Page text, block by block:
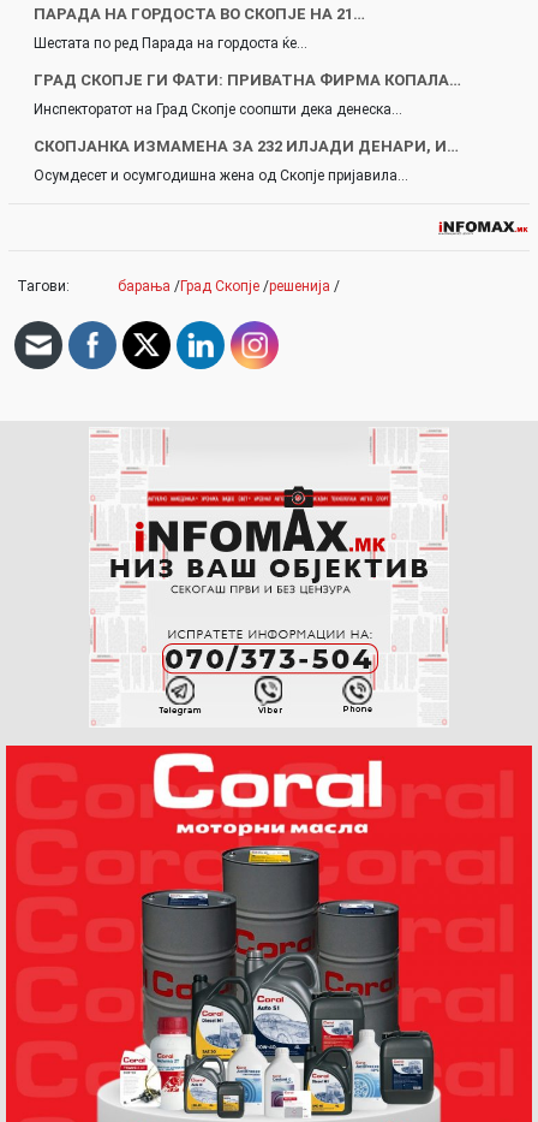
ПАРАДА НА ГОРДОСТА ВО СКОПЈЕ НА 21…
Шестата по ред Парада на гордоста ќе…
ГРАД СКОПЈЕ ГИ ФАТИ: ПРИВАТНА ФИРМА КОПАЛА…
Инспекторатот на Град Скопје соопшти дека денеска…
СКОПЈАНКА ИЗМАМЕНА ЗА 232 ИЛЈАДИ ДЕНАРИ, И…
Осумдесет и осумгодишна жена од Скопје пријавила…
Тагови: барања /Град Скопје /решенија /